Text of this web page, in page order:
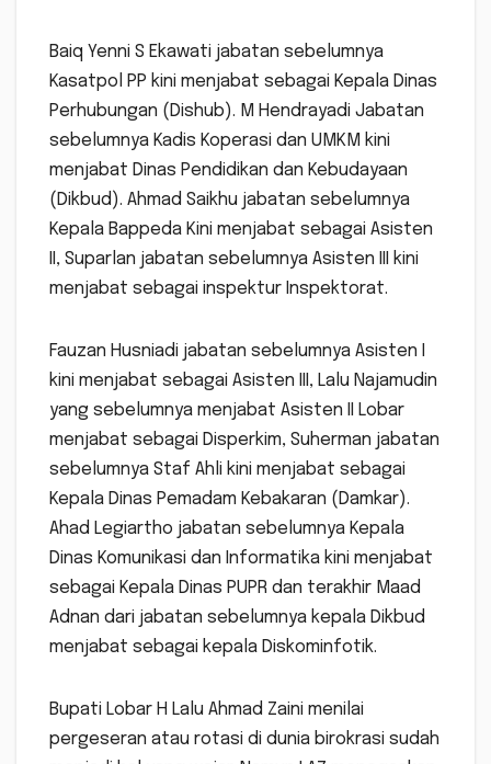
Baiq Yenni S Ekawati jabatan sebelumnya
Kasatpol PP kini menjabat sebagai Kepala Dinas
Perhubungan (Dishub). M Hendrayadi Jabatan
sebelumnya Kadis Koperasi dan UMKM kini
menjabat Dinas Pendidikan dan Kebudayaan
(Dikbud). Ahmad Saikhu jabatan sebelumnya
Kepala Bappeda Kini menjabat sebagai Asisten
II, Suparlan jabatan sebelumnya Asisten III kini
menjabat sebagai inspektur Inspektorat.
Fauzan Husniadi jabatan sebelumnya Asisten I
kini menjabat sebagai Asisten III, Lalu Najamudin
yang sebelumnya menjabat Asisten II Lobar
menjabat sebagai Disperkim, Suherman jabatan
sebelumnya Staf Ahli kini menjabat sebagai
Kepala Dinas Pemadam Kebakaran (Damkar).
Ahad Legiartho jabatan sebelumnya Kepala
Dinas Komunikasi dan Informatika kini menjabat
sebagai Kepala Dinas PUPR dan terakhir Maad
Adnan dari jabatan sebelumnya kepala Dikbud
menjabat sebagai kepala Diskominfotik.
Bupati Lobar H Lalu Ahmad Zaini menilai
pergeseran atau rotasi di dunia birokrasi sudah